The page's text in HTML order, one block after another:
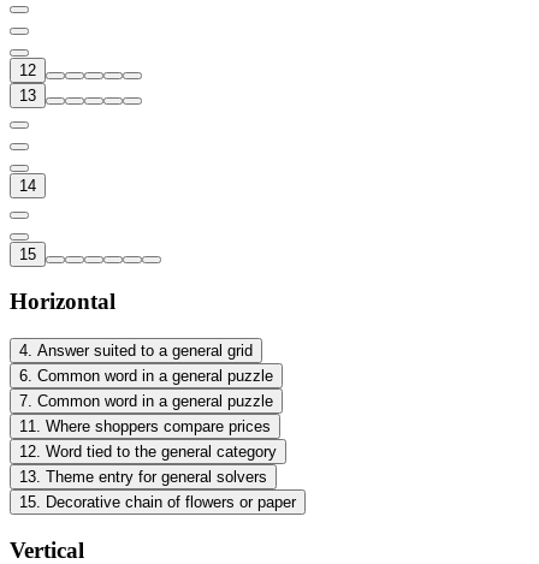
12
13
14
15
Horizontal
4. Answer suited to a general grid
6. Common word in a general puzzle
7. Common word in a general puzzle
11. Where shoppers compare prices
12. Word tied to the general category
13. Theme entry for general solvers
15. Decorative chain of flowers or paper
Vertical